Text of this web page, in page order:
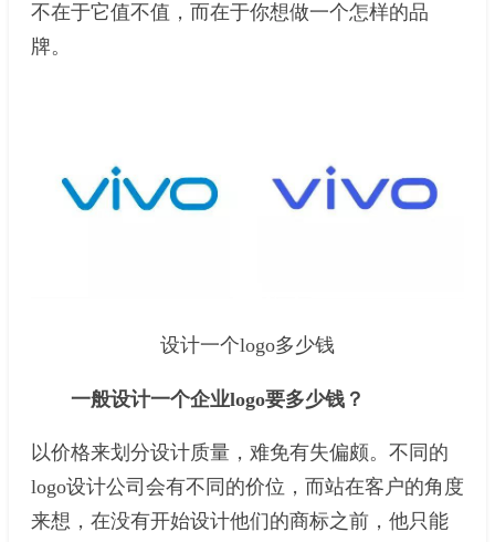
不在于它值不值，而在于你想做一个怎样的品
牌。
设计一个logo多少钱
一般设计一个企业logo要多少钱？
以价格来划分设计质量，难免有失偏颇。不同的
logo设计公司会有不同的价位，而站在客户的角度
来想，在没有开始设计他们的商标之前，他只能